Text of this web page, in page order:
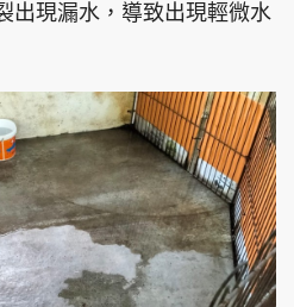
出現漏水，導致出現輕微水